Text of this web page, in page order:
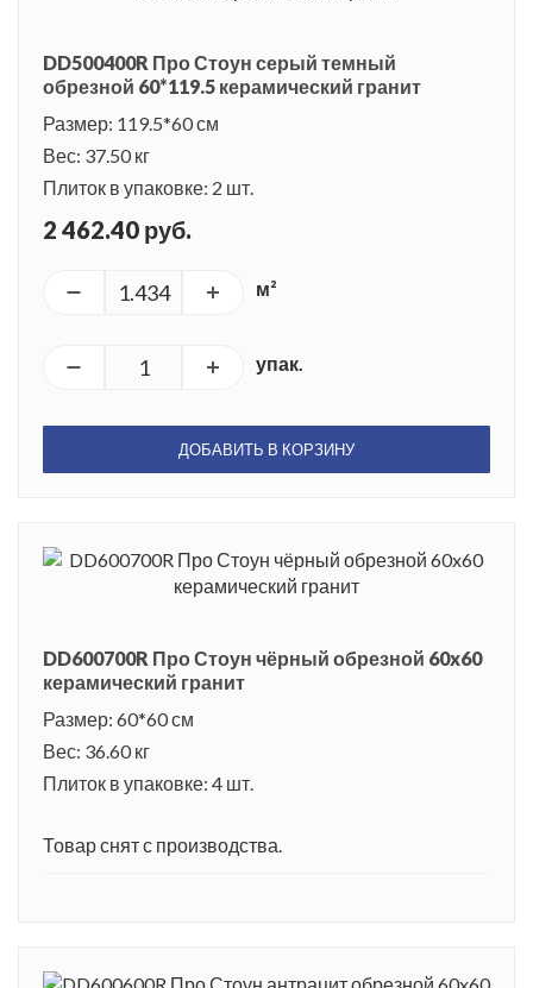
DD500400R Про Стоун серый темный
обрезной 60*119.5 керамический гранит
Размер: 119.5*60 см
Вес: 37.50 кг
Плиток в упаковке: 2 шт.
2 462.40 руб.
м²
упак.
ДОБАВИТЬ В КОРЗИНУ
DD600700R Про Стоун чёрный обрезной 60x60
керамический гранит
Размер: 60*60 см
Вес: 36.60 кг
Плиток в упаковке: 4 шт.
Товар снят с производства.